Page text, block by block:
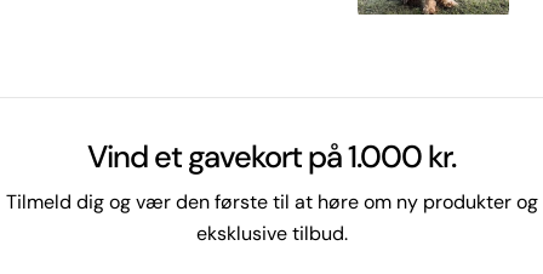
Vind et gavekort på 1.000 kr.
Tilmeld dig og vær den første til at høre om ny produkter og
eksklusive tilbud.